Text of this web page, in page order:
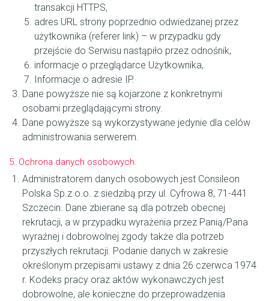
transakcji HTTPS,
adres URL strony poprzednio odwiedzanej przez
użytkownika (referer link) – w przypadku gdy
przejście do Serwisu nastąpiło przez odnośnik,
informacje o przeglądarce Użytkownika,
Informacje o adresie IP.
Dane powyższe nie są kojarzone z konkretnymi
osobami przeglądającymi strony.
Dane powyższe są wykorzystywane jedynie dla celów
administrowania serwerem.
5. Ochrona danych osobowych.
Administratorem danych osobowych jest Consileon
Polska Sp.z o.o. z siedzibą przy ul. Cyfrowa 8, 71-441
Szczecin. Dane zbierane są dla potrzeb obecnej
rekrutacji, a w przypadku wyrażenia przez Panią/Pana
wyraźnej i dobrowolnej zgody także dla potrzeb
przyszłych rekrutacji. Podanie danych w zakresie
określonym przepisami ustawy z dnia 26 czerwca 1974
r. Kodeks pracy oraz aktów wykonawczych jest
dobrowolne, ale konieczne do przeprowadzenia